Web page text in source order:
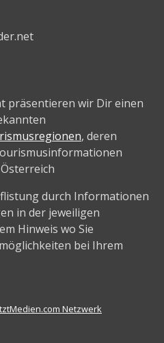
präsentieren wir Dir einen
, deren
durch Informationen
in der jeweiligen
Hinweis wo Sie
bei Ihrem
Netzwerk